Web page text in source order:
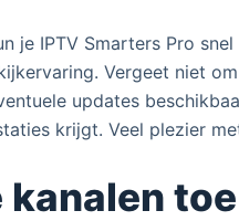
je IPTV Smarters Pro
Vergeet niet
updates
krijgt. Veel plezier
kanalen